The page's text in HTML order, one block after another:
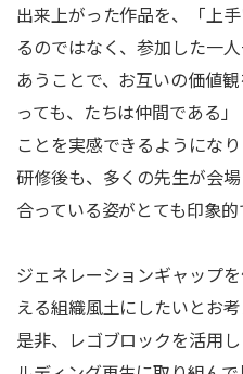
出来上がった作品を、「上
るのではなく、参加した一
あうことで、お互いの価値
っても、たちは仲間である」
ことを実感できるようになり
研修後も、多くの先生が会
合っている姿がとても印象的
ジェネレーションギャップ
える組織風土にしたいとお考
是非、レゴブロックを活用